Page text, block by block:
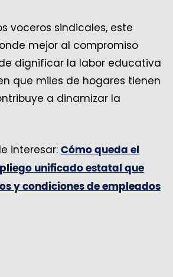
voceros sindicales, este
mejor al compromiso
dignificar la labor educativa
que miles de hogares tienen
a dinamizar la
interesar: Cómo queda el
unificado estatal que
y condiciones de empleados